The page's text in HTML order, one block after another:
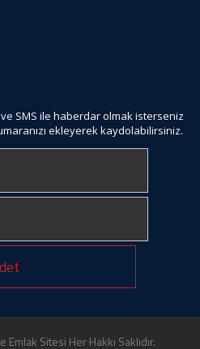
SMS ile haberdar olmak isterseniz
ekleyerek kaydolabilirsiniz.
Sitesi Her Hakkı Saklıdır.